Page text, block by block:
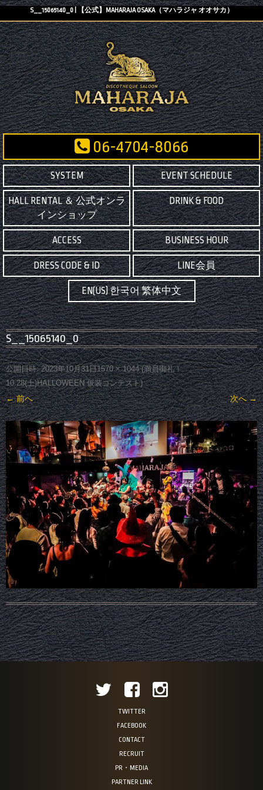
S__15065140_0 | 【公式】MAHARAJA OSAKA（マハラジャ オオサカ）
06-4704-8066
SYSTEM EVENT SCHEDULE
HALL RENTAL ＆ 公式オンラ
インショップ
DRINK & FOOD
ACCESS BUSINESS HOUR
DRESS CODE & ID LINE会員
EN(US) 한국어 繁体中文
S__15065140_0
公開日時: 2023年10月31日1570 × 1044(満員御礼！
10.28(土)HALLOWEEN 仮装コンテスト)
← 前へ 次へ →
TWITTER
FACEBOOK
CONTACT
RECRUIT
PR・MEDIA
PARTNER LINK